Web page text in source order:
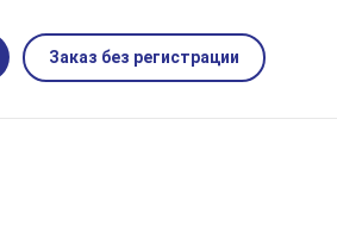
Заказ без регистрации